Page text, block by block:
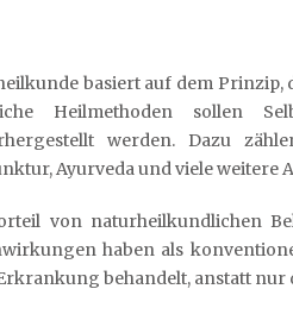
basiert auf dem Prinzip,
Heilmethoden sollen
werden. Dazu
Ayurveda und viele weitere
von naturheilkundlichen
haben als
behandelt, anstatt nur